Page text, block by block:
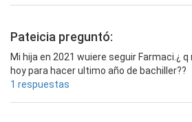
Pateicia preguntó:
Mi hija en 2021 wuiere seguir Farmaci.¿
hoy para hacer ultimo año de bachiller??
1 respuestas